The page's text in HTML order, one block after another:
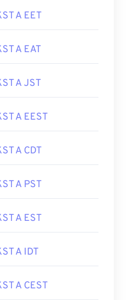
A EET
A EAT
A JST
A EEST
A CDT
A PST
A EST
A IDT
A CEST